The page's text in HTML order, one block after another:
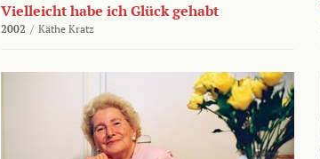
Vielleicht habe ich Glück gehabt
2002 / Käthe Kratz